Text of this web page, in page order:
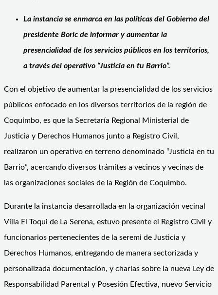
La instancia se enmarca en las políticas del Gobierno del
presidente Boric de informar y aumentar la
presencialidad de los servicios públicos en los territorios,
a través del operativo “Justicia en tu Barrio”.
Con el objetivo de aumentar la presencialidad de los servicios
públicos enfocado en los diversos territorios de la región de
Coquimbo, es que la Secretaría Regional Ministerial de
Justicia y Derechos Humanos junto a Registro Civil,
realizaron un operativo en terreno denominado “Justicia en tu
Barrio”, acercando diversos trámites a vecinos y vecinas de
las organizaciones sociales de la Región de Coquimbo.
Durante la instancia desarrollada en la organización vecinal
Villa El Toqui de La Serena, estuvo presente el Registro Civil y
funcionarios pertenecientes de la seremi de Justicia y
Derechos Humanos, entregando de manera sectorizada y
personalizada documentación, y charlas sobre la nueva Ley de
Responsabilidad Parental y Posesión Efectiva, nuevo Servicio